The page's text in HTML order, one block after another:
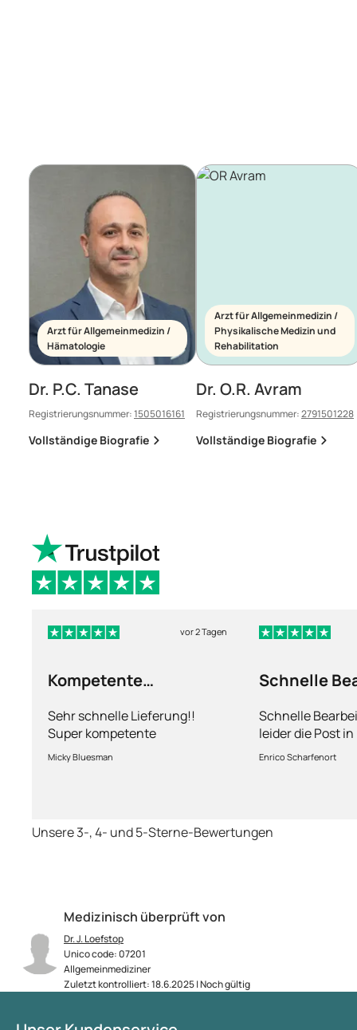
Medizinisch überprüft von
Dr. J. Loefstop
Unico code: 07201
Allgemeinmediziner
Zuletzt kontrolliert: 18.6.2025 | Noch gültig
Arzt für Allgemeinmedizin /
Hämatologie
Dr. P.C. Tanase
Registrierungsnummer:1505016161
Vollständige Biografie
Arzt für Allgemeinmedizin /
Physikalische Medizin und
Rehabilitation
Dr. O.R. Avram
Registrierungsnummer:2791501228
Vollständige Biografie
vor 2 Tagen
Kompetente
Sehr schnelle Lieferung!!
Super kompetente
Abhandlung!
Micky Bluesman
Schnelle
Schnelle
leider die Post
kriegt es nicht
dauert obwohl
Enrico Scharfenort
Unsere 3-, 4- und 5-Sterne-Bewertungen